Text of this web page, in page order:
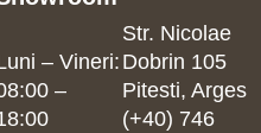
– Vineri:
–
Str. Nicolae
Dobrin 105
Pitesti, Arges
(+40) 746